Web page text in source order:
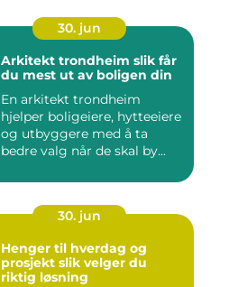
30. jun
Arkitekt trondheim slik får
du mest ut av boligen din
En arkitekt trondheim
hjelper boligeiere, hytteeiere
og utbyggere med å ta
bedre valg når de skal by...
30. jun
Henger til hverdag og
prosjekt slik velger du
riktig løsning